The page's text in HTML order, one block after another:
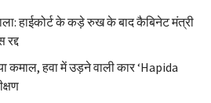
हाईकोर्ट के कड़े रुख के बाद कैबिनेट मंत्री
कमाल, हवा में उड़ने वाली कार ‘Hapida